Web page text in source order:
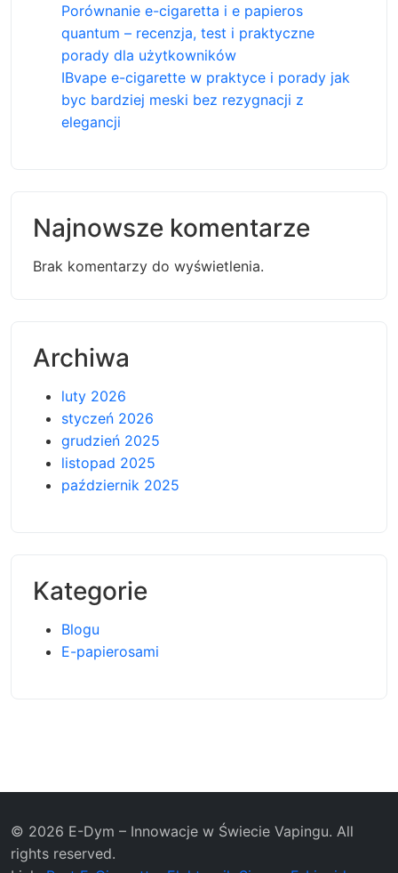
Porównanie e-cigaretta i e papieros
quantum – recenzja, test i praktyczne
porady dla użytkowników
IBvape e-cigarette w praktyce i porady jak
byc bardziej meski bez rezygnacji z
elegancji
Najnowsze komentarze
Brak komentarzy do wyświetlenia.
Archiwa
luty 2026
styczeń 2026
grudzień 2025
listopad 2025
październik 2025
Kategorie
Blogu
E-papierosami
© 2026 E-Dym – Innowacje w Świecie Vapingu. All
rights reserved.